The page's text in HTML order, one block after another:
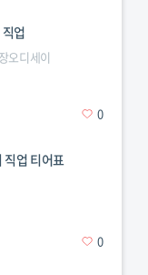
업
오디세이
0
직업 티어표
0